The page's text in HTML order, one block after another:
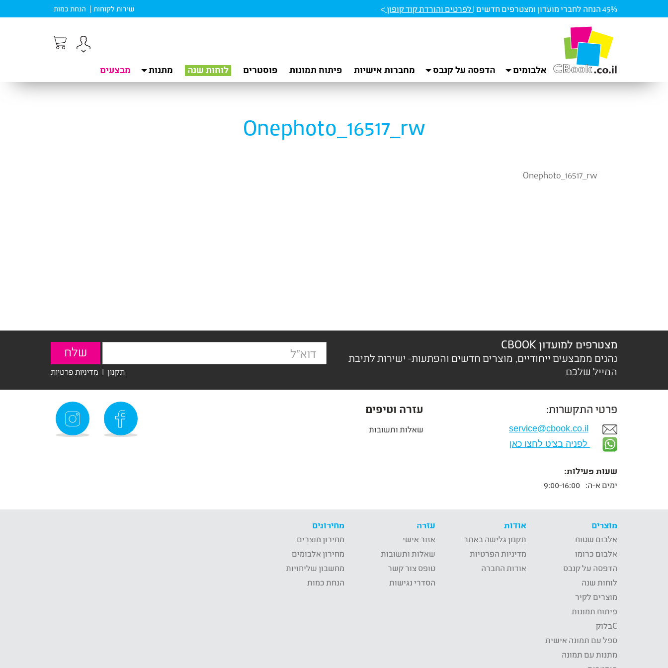
45% הנחה לחברי מועדון ומצטרפים חדשים | לפרטים והורדת קוד קופון> שירות לקוחות הנחת כמות
אלבומים הדפסה על קנבס מחברות אישיות פיתוח תמונות פוסטרים לוחות שנה מתנות מבצעים
Onephoto_16517_rw
Onephoto_16517_rw
מצטרפים למועדון CBOOK
נהנים ממבצעים ייחודיים, מוצרים חדשים והפתעות- ישירות לתיבת
המייל שלכם
תקנון | מדיניות פרטיות
פרטי התקשרות:
service@cbook.co.il
לפניה בצ'ט לחצו כאן
שעות פעילות:
ימים א-ה:
עזרה וטיפים
שאלות ותשובות
מוצרים
אלבום שטוח
אלבום כרומו
הדפסה על קנבס
לוחות שנה
מוצרים לקיר
פיתוח תמונות
Cבלוק
ספל עם תמונה אישית
מתנות עם תמונה
אודות
תקנון גלישה באתר
מדיניות הפרטיות
אודות החברה
עזרה
אזור אישי
שאלות ותשובות
טופס צור קשר
הסדרי נגישות
מחירונים
מחירון מוצרים
מחירון אלבומים
מחשבון שליחויות
הנחת כמות